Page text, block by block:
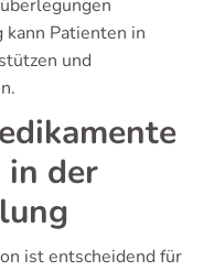
Patienten in
und
in der
ist entscheidend für